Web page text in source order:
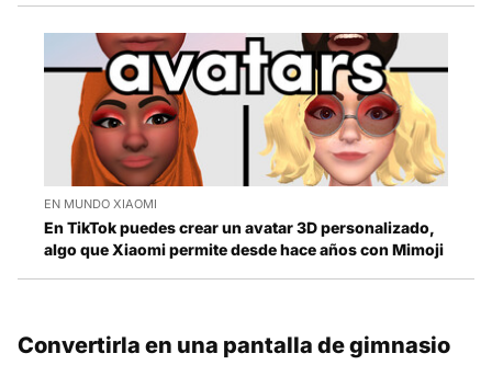
EN MUNDO XIAOMI
En TikTok puedes crear un avatar 3D personalizado,
algo que Xiaomi permite desde hace años con Mimoji
Convertirla en una pantalla de gimnasio